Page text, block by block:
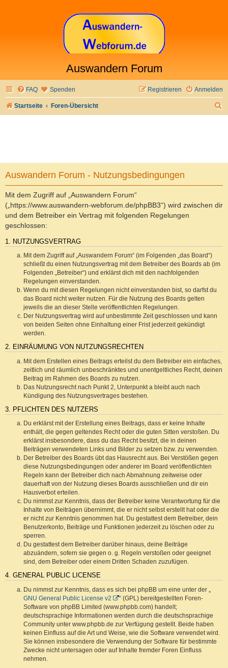
Auswandern Forum
FAQ Spenden Anmelden
Registrieren
Startseite Foren-Übersicht
Auswandern Forum - Nutzungsbedingungen
Mit dem Zugriff auf „Auswandern Forum“
(„https://www.auswandern-webforum.de/phpBB3“) wird zwischen dir
und dem Betreiber ein Vertrag mit folgenden Regelungen
geschlossen:
1. NUTZUNGSVERTRAG
Mit dem Zugriff auf „Auswandern Forum“ (im Folgenden „das Board“)
schließt du einen Nutzungsvertrag mit dem Betreiber des Boards ab (im
Folgenden „Betreiber“) und erklärst dich mit den nachfolgenden
Regelungen einverstanden.
Wenn du mit diesen Regelungen nicht einverstanden bist, so darfst du
das Board nicht weiter nutzen. Für die Nutzung des Boards gelten
jeweils die an dieser Stelle veröffentlichten Regelungen.
Der Nutzungsvertrag wird auf unbestimmte Zeit geschlossen und kann
von beiden Seiten ohne Einhaltung einer Frist jederzeit gekündigt
werden.
2. EINRÄUMUNG VON NUTZUNGSRECHTEN
Mit dem Erstellen eines Beitrags erteilst du dem Betreiber ein einfaches,
zeitlich und räumlich unbeschränktes und unentgeltliches Recht, deinen
Beitrag im Rahmen des Boards zu nutzen.
Das Nutzungsrecht nach Punkt 2, Unterpunkt a bleibt auch nach
Kündigung des Nutzungsvertrages bestehen.
3. PFLICHTEN DES NUTZERS
Du erklärst mit der Erstellung eines Beitrags, dass er keine Inhalte
enthält, die gegen geltendes Recht oder die guten Sitten verstoßen. Du
erklärst insbesondere, dass du das Recht besitzt, die in deinen
Beiträgen verwendeten Links und Bilder zu setzen bzw. zu verwenden.
Der Betreiber des Boards übt das Hausrecht aus. Bei Verstößen gegen
diese Nutzungsbedingungen oder anderer im Board veröffentlichten
Regeln kann der Betreiber dich nach Abmahnung zeitweise oder
dauerhaft von der Nutzung dieses Boards ausschließen und dir ein
Hausverbot erteilen.
Du nimmst zur Kenntnis, dass der Betreiber keine Verantwortung für die
Inhalte von Beiträgen übernimmt, die er nicht selbst erstellt hat oder die
er nicht zur Kenntnis genommen hat. Du gestattest dem Betreiber, dein
Benutzerkonto, Beiträge und Funktionen jederzeit zu löschen oder zu
sperren.
Du gestattest dem Betreiber darüber hinaus, deine Beiträge
abzuändern, sofern sie gegen o. g. Regeln verstoßen oder geeignet
sind, dem Betreiber oder einem Dritten Schaden zuzufügen.
4. GENERAL PUBLIC LICENSE
Du nimmst zur Kenntnis, dass es sich bei phpBB um eine unter der „
GNU General Public License v2
“ (GPL) bereitgestellten Foren-
Software von phpBB Limited (www.phpbb.com) handelt;
deutschsprachige Informationen werden durch die deutschsprachige
Community unter www.phpbb.de zur Verfügung gestellt. Beide haben
keinen Einfluss auf die Art und Weise, wie die Software verwendet wird.
Sie können insbesondere die Verwendung der Software für bestimmte
Zwecke nicht untersagen oder auf Inhalte fremder Foren Einfluss
nehmen.